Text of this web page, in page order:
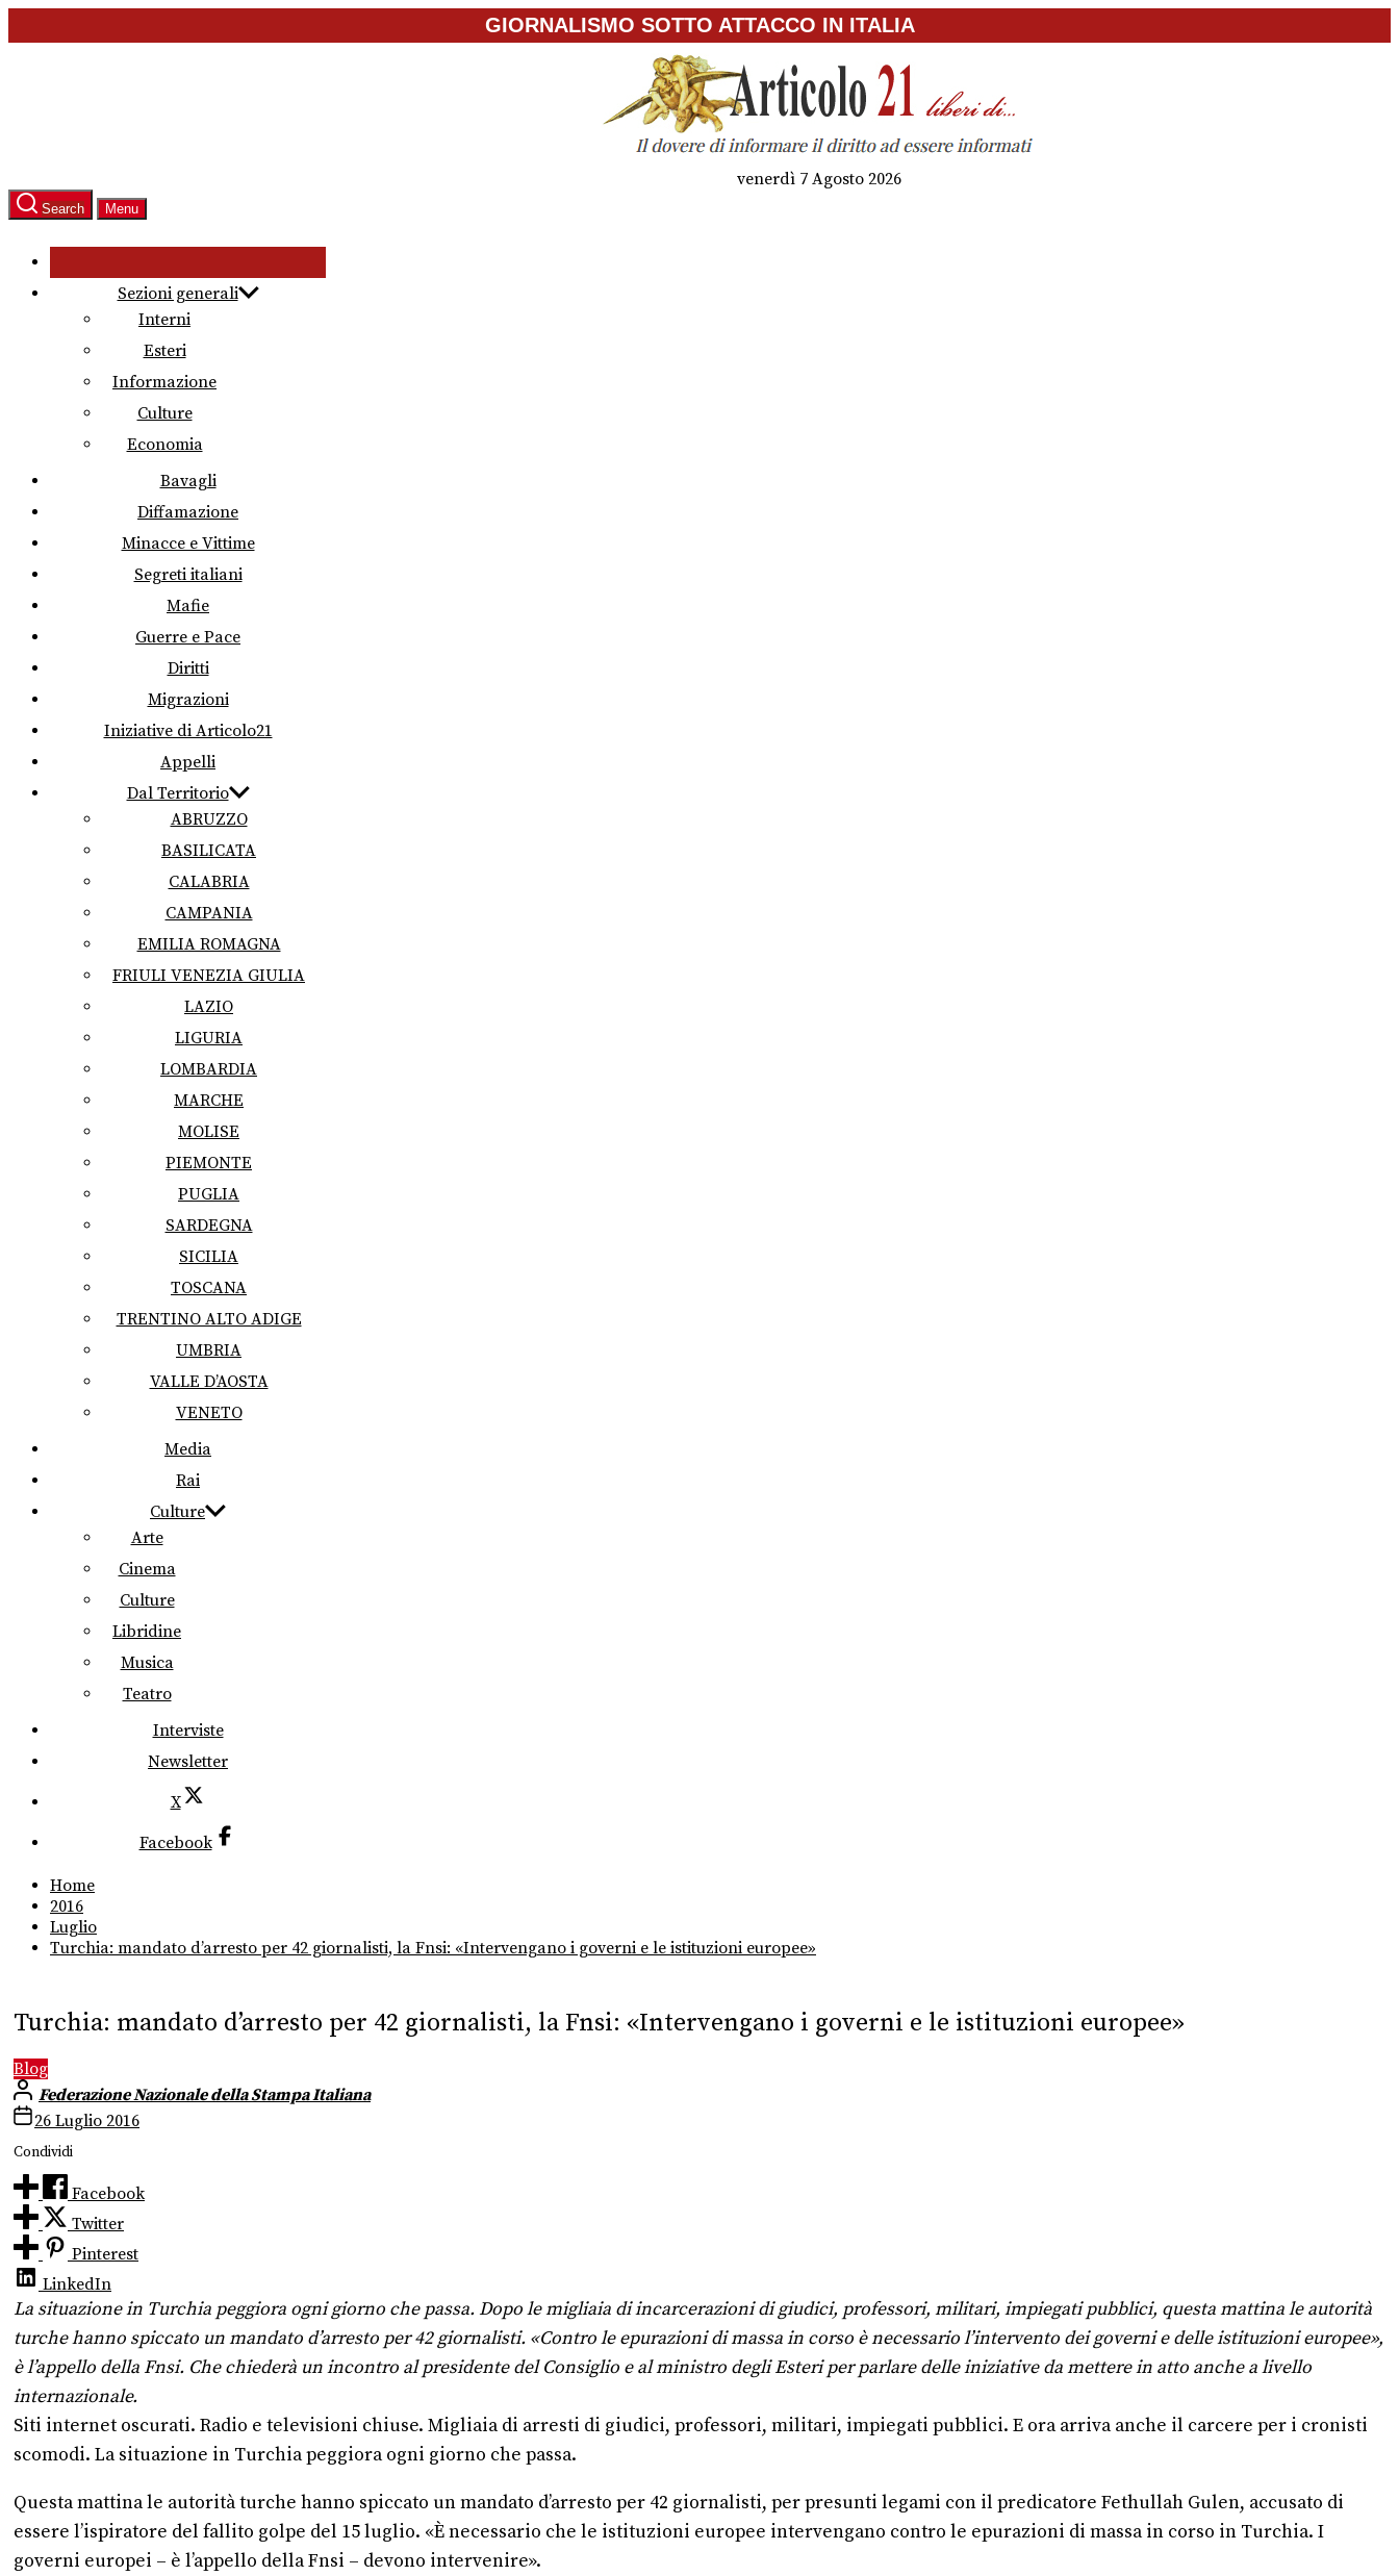
to
GIORNALISMO SOTTO ATTACCO IN ITALIA
venerdì 7 Agosto 2026
Search Menu
Sezioni generali
Interni
Esteri
Informazione
Culture
Economia
Bavagli
Diffamazione
Minacce e Vittime
Segreti italiani
Mafie
Guerre e Pace
Diritti
Migrazioni
Iniziative di Articolo21
Appelli
Dal Territorio
ABRUZZO
BASILICATA
CALABRIA
CAMPANIA
EMILIA ROMAGNA
FRIULI VENEZIA GIULIA
LAZIO
LIGURIA
LOMBARDIA
MARCHE
MOLISE
PIEMONTE
PUGLIA
SARDEGNA
SICILIA
TOSCANA
TRENTINO ALTO ADIGE
UMBRIA
VALLE D’AOSTA
VENETO
Media
Rai
Culture
Arte
Cinema
Culture
Libridine
Musica
Teatro
Interviste
Newsletter
X
Facebook
Home
2016
Luglio
Turchia: mandato d’arresto per 42 giornalisti, la Fnsi: «Intervengano i governi e le istituzioni europee»
Turchia: mandato d’arresto per 42 giornalisti, la Fnsi: «Intervengano i governi e le istituzioni europee»
Blog
Federazione Nazionale della Stampa Italiana
26 Luglio 2016
Condividi
Facebook
Twitter
Pinterest
LinkedIn
La situazione in Turchia peggiora ogni giorno che passa. Dopo le migliaia di incarcerazioni di giudici, professori, militari, impiegati pubblici, questa mattina le autorità
turche hanno spiccato un mandato d’arresto per 42 giornalisti. «Contro le epurazioni di massa in corso è necessario l’intervento dei governi e delle istituzioni europee»,
è l’appello della Fnsi. Che chiederà un incontro al presidente del Consiglio e al ministro degli Esteri per parlare delle iniziative da mettere in atto anche a livello
internazionale.
Siti internet oscurati. Radio e televisioni chiuse. Migliaia di arresti di giudici, professori, militari, impiegati pubblici. E ora arriva anche il carcere per i cronisti
scomodi. La situazione in Turchia peggiora ogni giorno che passa.
Questa mattina le autorità turche hanno spiccato un mandato d’arresto per 42 giornalisti, per presunti legami con il predicatore Fethullah Gulen, accusato di
essere l’ispiratore del fallito golpe del 15 luglio. «È necessario che le istituzioni europee intervengano contro le epurazioni di massa in corso in Turchia. I
governi europei – è l’appello della Fnsi – devono intervenire».